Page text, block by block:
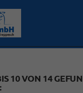
10 VON 14